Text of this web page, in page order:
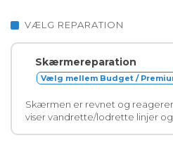
VÆLG REPARATION
Skærmereparation
Vælg mellem Budget /
Skærmen er revnet og
viser vandrette/lodrette linjer